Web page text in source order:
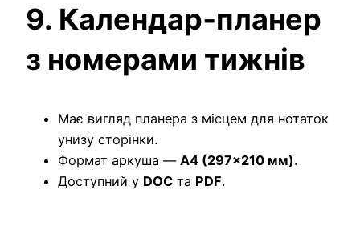
9. Календар‑планер
з номерами тижнів
Має вигляд планера з місцем для нотаток
унизу сторінки.
Формат аркуша — A4 (297×210 мм).
Доступний у DOC та PDF.